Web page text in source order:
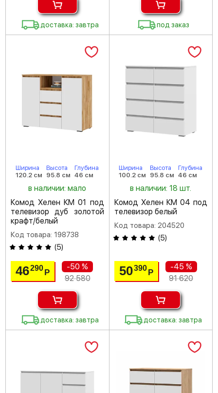
доставка: завтра под заказ
Ширина
120.2 см
Высота
95.8 см
Глубина
46 см
в наличии: мало
Комод Хелен КМ 01 под
телевизор дуб золотой
крафт/белый
Код товара: 198738
(5)
46290Р
-50 %
92 580
доставка: завтра
Ширина
100.2 см
Высота
95.8 см
Глубина
46 см
в наличии: 18 шт.
Комод Хелен КМ 04 под
телевизор белый
Код товара: 204520
(5)
50390 Р
-45 %
91 620
доставка: завтра